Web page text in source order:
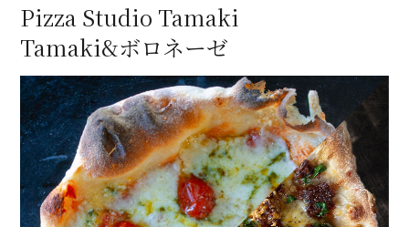
Pizza Studio Tamaki
Tamaki&ボロネーゼ